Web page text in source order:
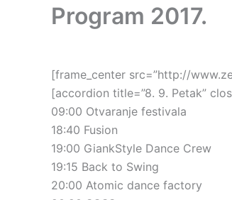
Program 2017.
[frame_center src=”http://
[accordion title=”8. 9. Petak”
09:00 Otvaranje festivala
18:40 Fusion
19:00 GiankStyle Dance Crew
19:15 Back to Swing
20:00 Atomic dance factory